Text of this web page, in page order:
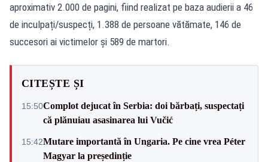
aproximativ 2.000 de pagini, fiind realizat pe baza audierii a 46
de inculpați/suspecți, 1.388 de persoane vătămate, 146 de
succesori ai victimelor și 589 de martori.
CITEȘTE ȘI
15:50Complot dejucat în Serbia: doi bărbați, suspectați
că plănuiau asasinarea lui Vučić
15:42Mutare importantă în Ungaria. Pe cine vrea Péter
Magyar la președinție